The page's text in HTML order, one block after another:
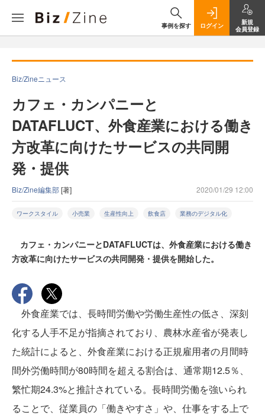
事例を探す ログイン
新規
会員登録
Biz/Zineニュース
カフェ・カンパニーと
DATAFLUCT、外食産業における働き
方改革に向けたサービスの共同開
発・提供
Biz/Zine編集部[著] 2020/01/29 12:00
ワークスタイル 小売業 生産性向上 飲食店 業務のデジタル化
カフェ・カンパニーとDATAFLUCTは、外食産業における働き
方改革に向けたサービスの共同開発・提供を開始した。
外食産業では、長時間労働や労働生産性の低さ、深刻
化する人手不足が指摘されており、農林水産省が発表し
た統計によると、外食産業における正規雇用者の月間時
間外労働時間が80時間を超える割合は、通常期12.5％、
繁忙期24.3%と推計されている。長時間労働を強いられ
ることで、従業員の「働きやすさ」や、仕事をする上で